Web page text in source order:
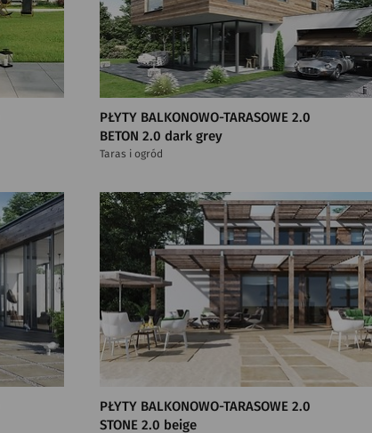
PŁYTY BALKONOWO-TARASOWE 2.0
BETON 2.0 dark grey
Taras i ogród
PŁYTY BALKONOWO-TARASOWE 2.0
STONE 2.0 beige